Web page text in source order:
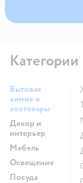
Категории
Бытовая
химия и
хозтовары
Декор и
интерьер
Мебель
Освещение
Посуда